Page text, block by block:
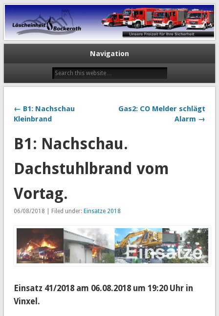
Navigation
← B1: Nachschau
Kleinbrand
Gas2: CO Melder schlägt
Alarm →
B1: Nachschau.
Dachstuhlbrand vom
Vortag.
06/08/2018 | Filed under: Einsätze 2018
Einsatz 41/2018 am 06.08.2018 um 19:20 Uhr in
Vinxel.